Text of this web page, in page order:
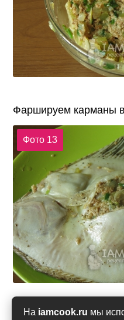
На iamcook.ru мы
Фаршируем карманы
Фото 13
Перекладываем